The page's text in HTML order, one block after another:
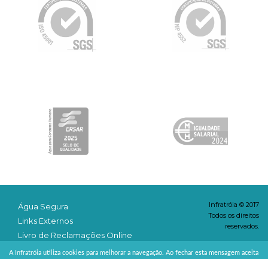
A Infratróia utiliza cookies para melhorar a navegação. Ao fechar esta mensagem aceita
Água Segura
Links Externos
Livro de Reclamações Online
Condições & Privacidade
Infratróia © 2017
Todos os direitos
reservados.